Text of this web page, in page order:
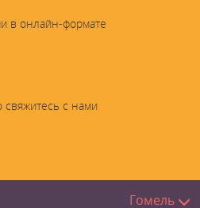
в онлайн-формате
с нами
Гомель